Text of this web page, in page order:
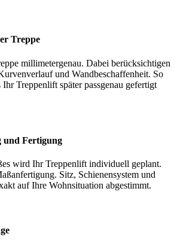
Treppe
millimetergenau. Dabei berücksichtigen
und Wandbeschaffenheit. So
Treppenlift später passgenau gefertigt
und Fertigung
wird Ihr Treppenlift individuell geplant.
Sitz, Schienensystem und
auf Ihre Wohnsituation abgestimmt.